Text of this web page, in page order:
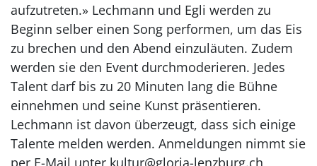
aufzutreten.» Lechmann und Egli werden zu
Beginn selber einen Song performen, um das Eis
zu brechen und den Abend einzuläuten. Zudem
werden sie den Event durchmoderieren. Jedes
Talent darf bis zu 20 Minuten lang die Bühne
einnehmen und seine Kunst präsentieren.
Lechmann ist davon überzeugt, dass sich einige
Talente melden werden. Anmeldungen nimmt sie
per E-Mail unter kultur@gloria-lenzburg.ch